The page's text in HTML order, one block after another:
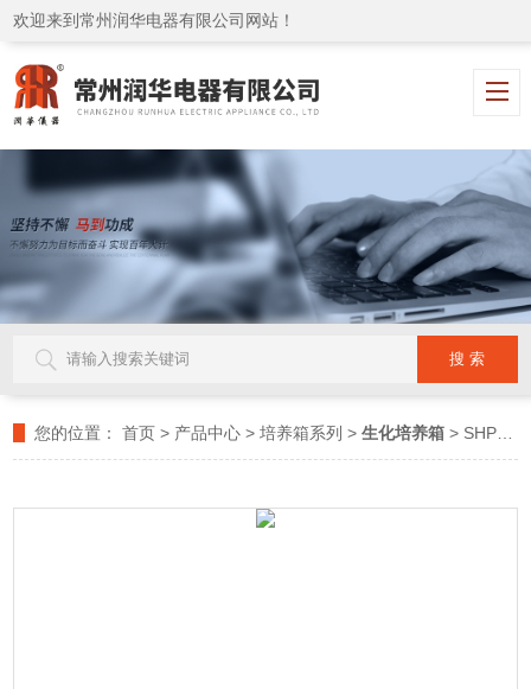
欢迎来到常州润华电器有限公司网站！
您的位置： 首页 > 产品中心 >培养箱系列 >生化培养箱 > SHP-160D冷冻生化培养箱